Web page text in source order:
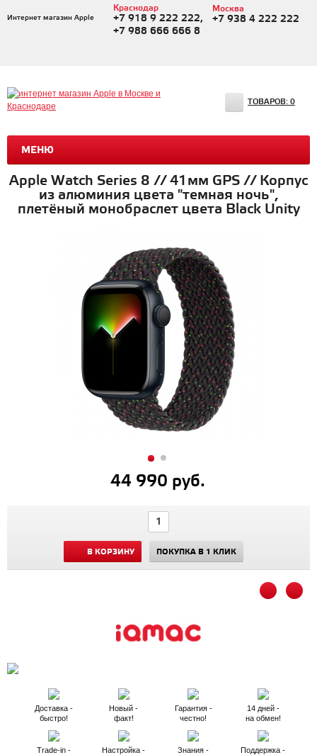
Интернет магазин Apple
Краснодар
+7 918 9 222 222,
+7 988 666 666 8
Москва
+7 938 4 222 222
МЕНЮ
ТОВАРОВ: 0
Apple Watch Series 8 // 41мм GPS // Корпус
из алюминия цвета "темная ночь",
плетёный монобраслет цвета Black Unity
44 990 руб.
В КОРЗИНУ ПОКУПКА В 1 КЛИК
Доставка -
быстро!
Новый -
факт!
Гарантия -
честно!
14 дней -
на обмен!
Trade-in -
Настройка -
Знания -
Поддержка -